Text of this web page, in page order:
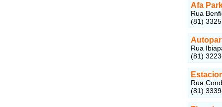
Afa
Rua
(81)
Rua
(81)
Rua
(81)